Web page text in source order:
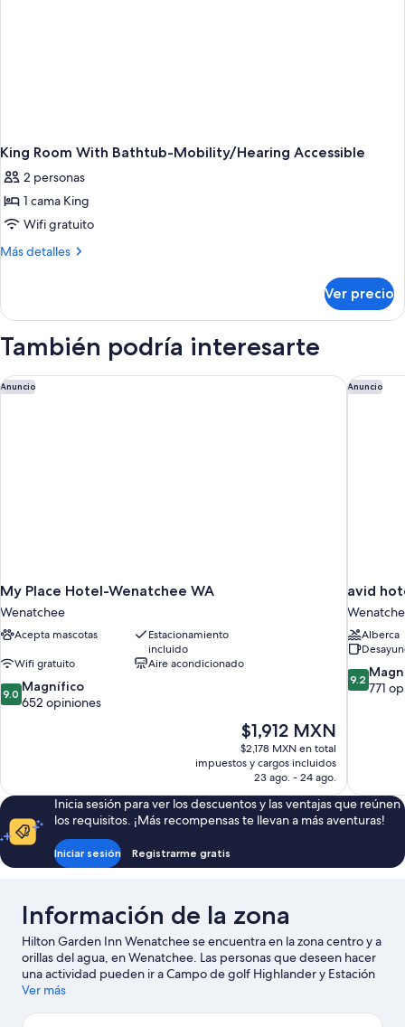
King Room With Bathtub-Mobility/Hearing Accessible
2 personas
1 cama King
Wifi gratuito
Más detalles
Más
Room
Bathtub-
Accessible
Ver precio
También podría interesarte
Anuncio
My Place Hotel-Wenatchee WA
Wenatchee
Acepta mascotas
Estacionamiento
incluido
Wifi gratuito
Aire acondicionado
9.0
de
9.0 Magnífico
652 opiniones
El
precio
actual
de
$1,912 MXN
$1,912 MXN
$2,178 MXN en total
impuestos y cargos incluidos
23 ago. - 24 ago.
My Place Hotel-Wenatchee WA Anuncio
avid
Alberca
9.2
de
9.2
771
avid
Inicia sesión para ver los descuentos y las ventajas que reúnen
los requisitos. ¡Más recompensas te llevan a más aventuras!
Iniciar sesión Registrarme gratis
Información de la zona
Hilton Garden Inn Wenatchee se encuentra en la zona centro y a
orillas del agua, en Wenatchee. Las personas que deseen hacer
una actividad pueden ir a Campo de golf Highlander y Estación
de esquí Mission Ridge, mientras que quienes quieran ir de
evento o partido en Town Toyota Center, y haz algo de tiempo
Ver más